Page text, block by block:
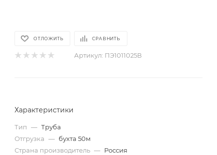
ОТЛОЖИТЬ СРАВНИТЬ
Артикул: ПЭ1011025В
Характеристики
Тип — Труба
Отгрузка — бухта 50м
Страна производитель — Россия